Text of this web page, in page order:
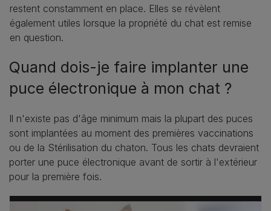
restent constamment en place. Elles se révèlent
également utiles lorsque la propriété du chat est remise
en question.
Quand dois-je faire implanter une
puce électronique à mon chat ?
Il n'existe pas d'âge minimum mais la plupart des puces
sont implantées au moment des premières vaccinations
ou de la Stérilisation du chaton. Tous les chats devraient
porter une puce électronique avant de sortir à l'extérieur
pour la première fois.